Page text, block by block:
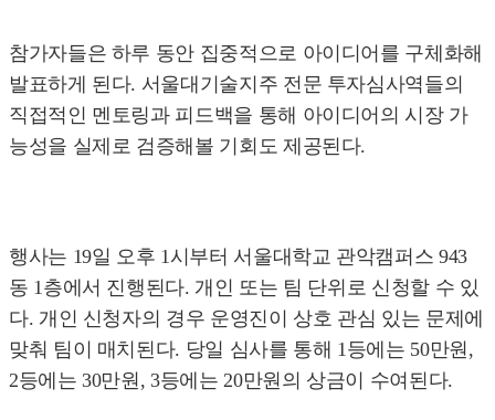
참가자들은 하루 동안 집중적으로 아이디어를 구체화해
발표하게 된다. 서울대기술지주 전문 투자심사역들의
직접적인 멘토링과 피드백을 통해 아이디어의 시장 가
능성을 실제로 검증해볼 기회도 제공된다.
행사는 19일 오후 1시부터 서울대학교 관악캠퍼스 943
동 1층에서 진행된다. 개인 또는 팀 단위로 신청할 수 있
다. 개인 신청자의 경우 운영진이 상호 관심 있는 문제에
맞춰 팀이 매치된다. 당일 심사를 통해 1등에는 50만원,
2등에는 30만원, 3등에는 20만원의 상금이 수여된다.